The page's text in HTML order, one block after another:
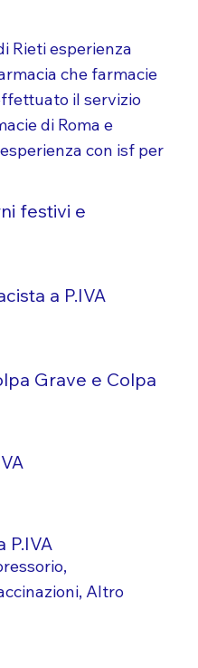
Rieti esperienza
che farmacie
il servizio
di Roma e
con isf per
festivi e
P.IVA
Altro
a P.IVA
Grave e Colpa